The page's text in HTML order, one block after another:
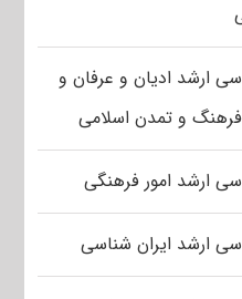
ارشد ادیان و عرفان و
فرهنگ و تمدن اسلامی
ارشد امور فرهنگی
ارشد ایران شناسی